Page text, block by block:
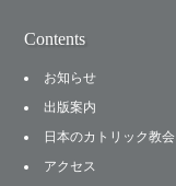
Contents
お知らせ
出版案内
日本のカトリック教会
アクセス